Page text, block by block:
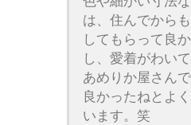
は、住んでから
してもらって良
し、愛着がわいて
あめりか屋さん
良かったねとよ
います。笑